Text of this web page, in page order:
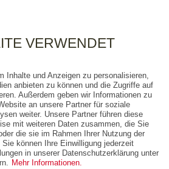
VERWENDET
Inhalte und Anzeigen zu personalisieren,
anbieten zu können und die Zugriffe auf
Außerdem geben wir Informationen zu
an unsere Partner für soziale
weiter. Unsere Partner führen diese
mit weiteren Daten zusammen, die Sie
die sie im Rahmen Ihrer Nutzung der
können Ihre Einwilligung jederzeit
in unserer Datenschutzerklärung unter
Mehr Informationen.